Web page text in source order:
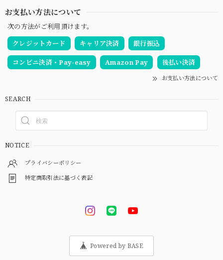
お支払い方法について
次の方法がご利用頂けます。
クレジットカード
キャリア決済 銀行振込
コンビニ決済・Pay-easy Amazon Pay 後払い決済
お支払い方法について
SEARCH
NOTICE
プライバシーポリシー
特定商取引法に基づく表記
Powered by BASE